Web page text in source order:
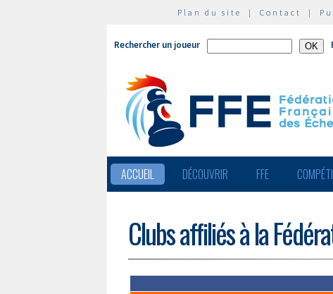
Plan du site | Contact |
Rechercher un joueur
ACCUEIL DÉCOUVRIR FFE
Clubs affiliés à la